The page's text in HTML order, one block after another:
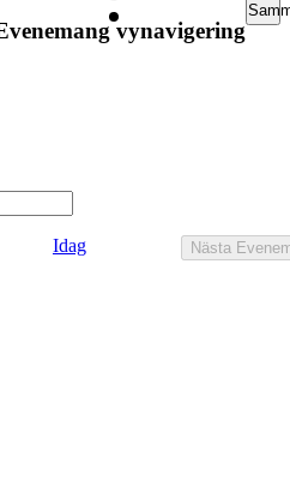
vynavigering
Idag Nästa